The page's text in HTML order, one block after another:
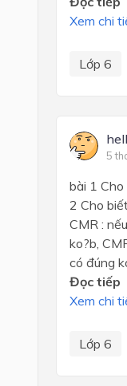
Xem chi
Lớp 6
5
bài 1
2 Cho
CMR :
ko?b,
có đúng
Đọc tiếp
Xem chi
Lớp 6